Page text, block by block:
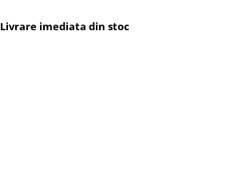
Livrare imediata din stoc